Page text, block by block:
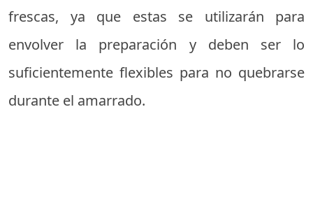
frescas, ya que estas se utilizarán para
envolver la preparación y deben ser lo
suficientemente flexibles para no quebrarse
durante el amarrado.